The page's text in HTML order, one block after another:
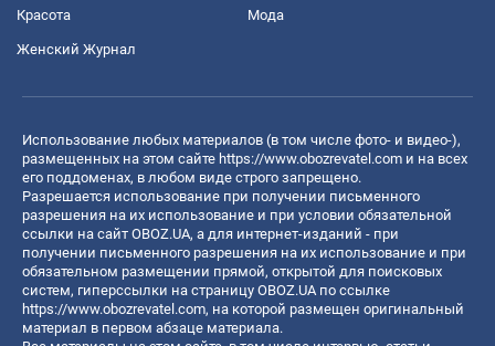
Красота Мода
Женский Журнал
Использование любых материалов (в том числе фото- и видео-),
размещенных на этом сайте https://www.obozrevatel.com и на всех
его поддоменах, в любом виде строго запрещено.
Разрешается использование при получении письменного
разрешения на их использование и при условии обязательной
ссылки на сайт OBOZ.UA, а для интернет-изданий - при
получении письменного разрешения на их использование и при
обязательном размещении прямой, открытой для поисковых
систем, гиперссылки на страницу OBOZ.UA по ссылке
https://www.obozrevatel.com, на которой размещен оригинальный
материал в первом абзаце материала.